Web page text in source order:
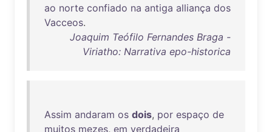
ao norte confiado na antiga alliança dos
Vacceos.
Joaquim Teófilo Fernandes Braga -
Viriatho: Narrativa epo-historica
Assim andaram os dois, por espaço de
muitos mezes, em verdadeira